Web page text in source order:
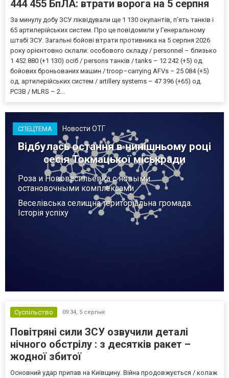
444 455 БпЛА: втрати ворога на 5 серпня
За минулу добу ЗСУ ліквідували ще 1 130 окупантів, пʼять танків і
65 артилерійських систем. Про це повідомили у Генеральному
штабі ЗСУ. Загальні бойові втрати противника на 5 серпня 2026
року орієнтовно склали: особового складу / personnel – близько
1 452 880 (+1 130) осіб / persons танків / tanks – 12 242 (+5) од.
бойових броньованих машин / troop–carrying AFVs – 25 084 (+5)
од. артилерійських систем / artillery systems – 47 396 (+65) од.
РСЗВ / MLRS – 2...
СПЕЦТЕМА Новости ОТГ
Відбулась остання в нинішньому році
сесія Токмацької міськради
Роза и Нововасильевка с новыми
остановочными комплексами
Веселівська селищна територіальна громада.
Історія успіху
Суспільство 09:34, 5 серпня
Повітряні сили ЗСУ озвучили деталі
нічного обстрілу : з десятків ракет –
жодної збитої
Основний удар припав на Київщину. Війна продовжується / колаж